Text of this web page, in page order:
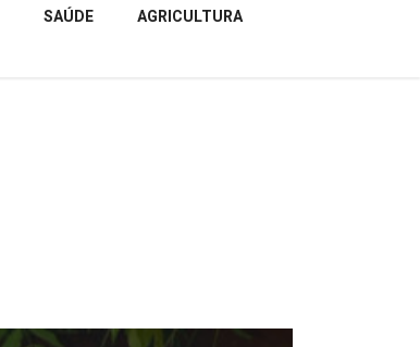
SAÚDE AGRICULTURA